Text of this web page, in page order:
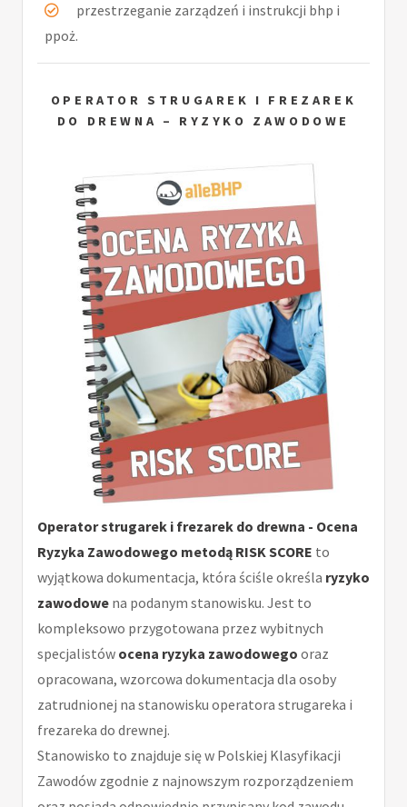
przestrzeganie zarządzeń i instrukcji bhp i
ppoż.
OPERATOR STRUGAREK I FREZAREK
DO DREWNA – RYZYKO ZAWODOWE
Operator strugarek i frezarek do drewna - Ocena
Ryzyka Zawodowego metodą RISK SCORE to
wyjątkowa dokumentacja, która ściśle określa ryzyko
zawodowe na podanym stanowisku. Jest to
kompleksowo przygotowana przez wybitnych
specjalistów ocena ryzyka zawodowego oraz
opracowana, wzorcowa dokumentacja dla osoby
zatrudnionej na stanowisku operatora strugareka i
frezareka do drewnej.
Stanowisko to znajduje się w Polskiej Klasyfikacji
Zawodów zgodnie z najnowszym rozporządzeniem